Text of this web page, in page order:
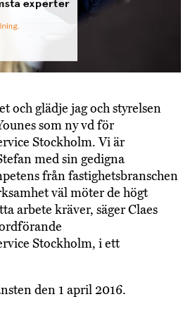
och glädje jag och styrelsen
som ny vd för
Stockholm. Vi är
med sin gedigna
från fastighetsbranschen
väl möter de högt
arbete kräver, säger Claes
Stockholm, i ett
den 1 april 2016.